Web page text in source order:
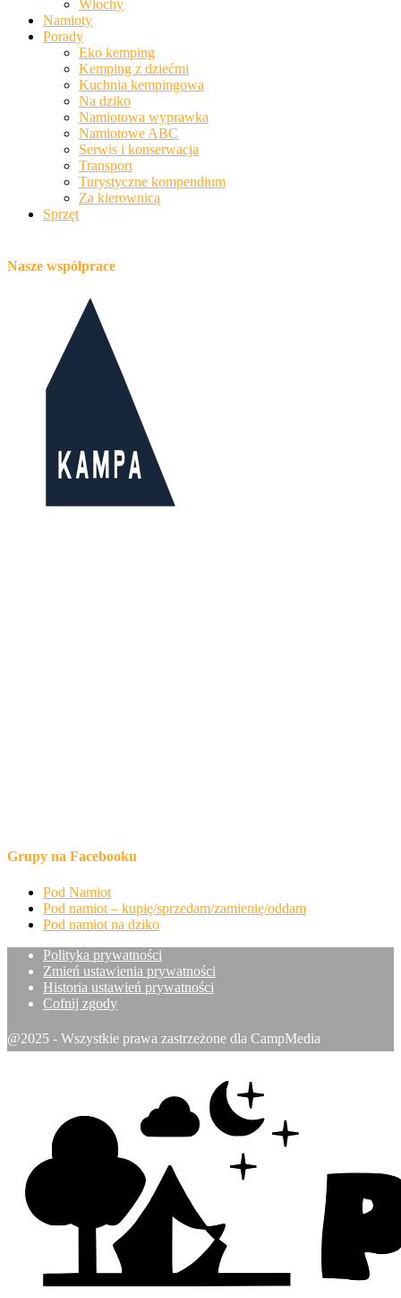
Włochy
Namioty
Porady
Eko kemping
Kemping z dziećmi
Kuchnia kempingowa
Na dziko
Namiotowa wyprawka
Namiotowe ABC
Serwis i konserwacja
Transport
Turystyczne kompendium
Za kierownicą
Sprzęt
Nasze współprace
Grupy na Facebooku
Pod Namiot
Pod namiot – kupię/sprzedam/zamienię/oddam
Pod namiot na dziko
Polityka prywatności
Zmień ustawienia prywatności
Historia ustawień prywatności
Cofnij zgody
@2025 - Wszystkie prawa zastrzeżone dla CampMedia